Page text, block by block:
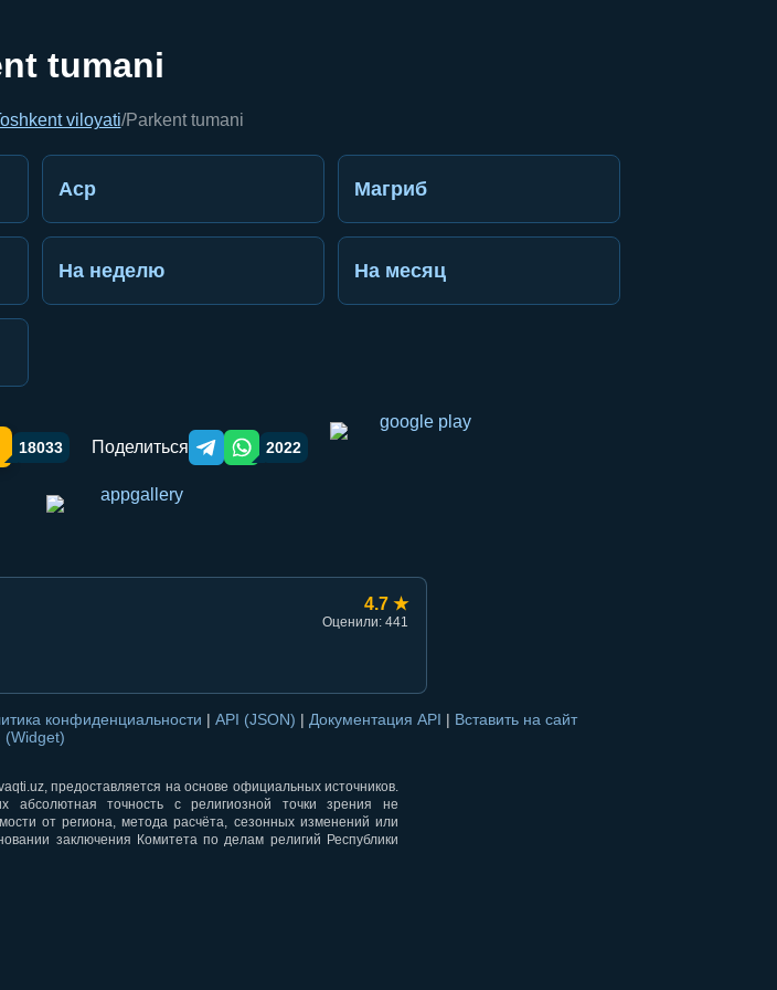
tumani
viloyati/Parkent tumani
Аср Магриб
На неделю На месяц
18033 Поделиться Telegram orqali ulashish
WhatsApp orqali ulashish
2022
4.7 ★
Оценили: 441
конфиденциальности | API (JSON) | Документация API | Вставить на сайт
(Widget)
предоставляется на основе официальных источников.
точность с религиозной точки зрения не
от региона, метода расчёта, сезонных изменений или
заключения Комитета по делам религий Республики